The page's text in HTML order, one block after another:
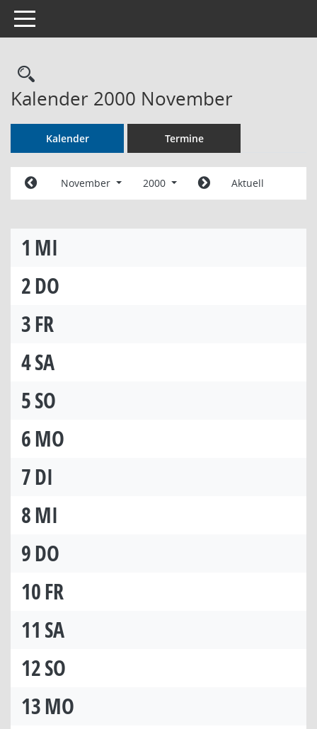
Toggle navigation
Rechercheauswahl
Kalender 2000 November
Kalender Termine
November 2000 Aktuell
1 MI
2DO
3FR
4SA
5SO
6MO
7DI
8MI
9DO
10FR
11 SA
12SO
13MO